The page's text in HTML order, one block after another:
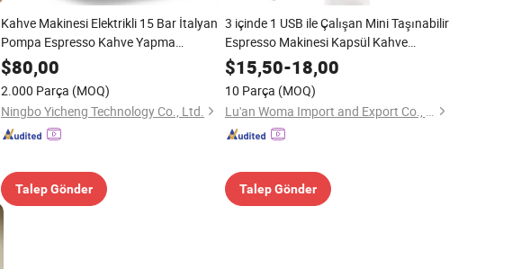
Kahve Makinesi Elektrikli 15 Bar İtalyan
Pompa Espresso Kahve Yapma
Makinesi
$80,00
2.000 Parça (MOQ)
Ningbo Yicheng Technology Co., Ltd.
Talep Gönder
3 içinde 1 USB ile Çalışan Mini Taşınabilir
Espresso Makinesi Kapsül Kahve
Makinesi
$15,50-18,00
10 Parça (MOQ)
Lu'an Woma Import and Export Co., Ltd.
Talep Gönder